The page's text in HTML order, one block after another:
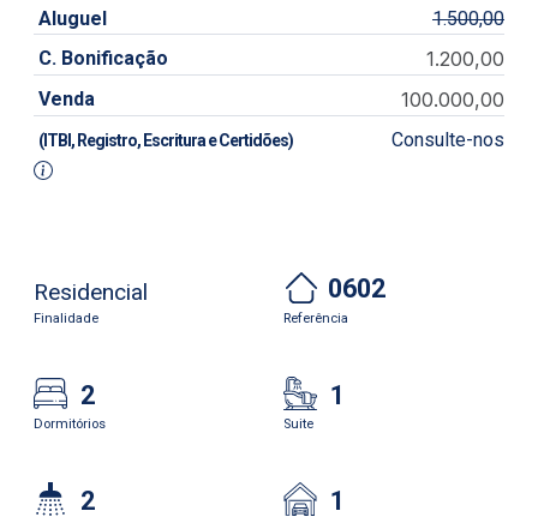
Aluguel
1.500,00
C. Bonificação
1.200,00
Venda 100.000,00
(ITBI, Registro, Escritura e Certidões) Consulte-nos
Residencial
Finalidade
0602
Referência
2
Dormitórios
1
Suite
2 1